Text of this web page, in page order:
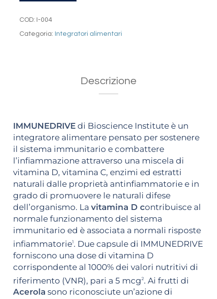
COD: I-004
Categoria: Integratori alimentari
Descrizione
IMMUNEDRIVEdi Bioscience Institute è un
integratore alimentare pensato per sostenere
il sistema immunitario e combattere
l’infiammazione attraverso una miscela di
vitamina D, vitamina C, enzimi ed estratti
naturali dalle proprietà antinfiammatorie e in
grado di promuovere le naturali difese
dell’organismo. La vitamina D contribuisce al
normale funzionamento del sistema
immunitario ed è associata a normali risposte
infiammatorie1. Due capsule di IMMUNEDRIVE
forniscono una dose di vitamina D
corrispondente al 1000% dei valori nutritivi di
riferimento (VNR), pari a 5 mcg 2. Ai frutti di
Acerola sono riconosciute un’azione di